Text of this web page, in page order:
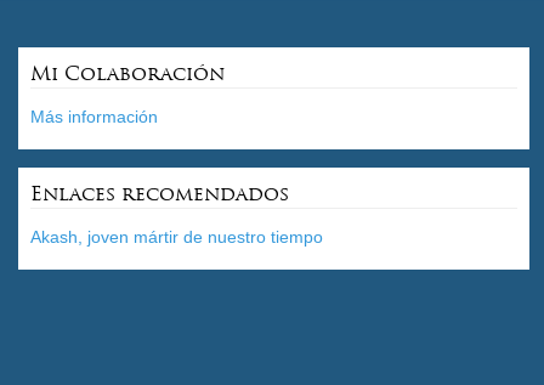
Mi Colaboración
Más información
Enlaces recomendados
Akash, joven mártir de nuestro tiempo